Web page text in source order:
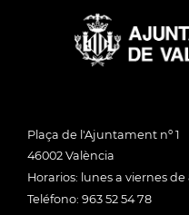
Plaça de l'Ajuntament nº 1
46002 València
Horarios: lunes a viernes de
Teléfono: 963 52 54 78